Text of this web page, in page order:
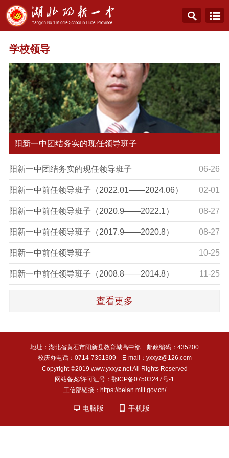
学校领导
阳新一中团结务实的现任领导班子
06-26
阳新一中团结务实的现任领导班子
02-01
阳新一中前任领导班子（2022.01——2024.06）
08-27
阳新一中前任领导班子（2020.9——2022.1）
08-27
阳新一中前任领导班子（2017.9——2020.8）
10-25
阳新一中前任领导班子
11-25
阳新一中前任领导班子（2008.8——2014.8）
查看更多
地址：湖北省黄石市阳新县教育城高中部 邮政编码：435200
校庆办电话：0714-7351309 E-mail：yxxyz@126.com
Copyright ©2019 www.yxxyz.net All Rights Reserved
网站备案/许可证号：鄂ICP备07503247号-1
工信部链接：https://beian.miit.gov.cn/
电脑版 手机版